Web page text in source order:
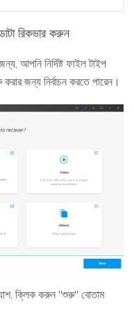
রিকভার করুন
আপনি নির্দিষ্ট ফাইল টাইপ
জন্য নির্বাচন করতে পারেন।
ক্লিক করুন "শুরু" বোতাম